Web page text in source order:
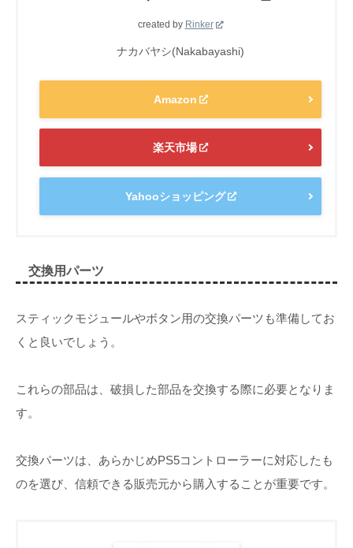
created by Rinker
ナカバヤシ(Nakabayashi)
Amazon
楽天市場
Yahooショッピング
交換用パーツ
スティックモジュールやボタン用の交換パーツも準備してお
くと良いでしょう。
これらの部品は、破損した部品を交換する際に必要となりま
す。
交換パーツは、あらかじめPS5コントローラーに対応したも
のを選び、信頼できる販売元から購入することが重要です。